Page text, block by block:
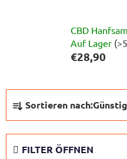
CBD
Auf Lager
€28,90
o
Sortieren nach:
FILTER ÖFFNEN